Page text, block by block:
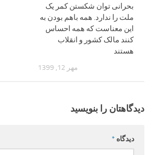
بحرانی توان شکستن کمر یک
ملت را ندارد. همه باهم بودن به
این معناست که همه احساس
کنند مالک کشور و انقلاب
هستند
مهر 12, 1399
دیدگاهتان را بنویسید
دیدگاه *